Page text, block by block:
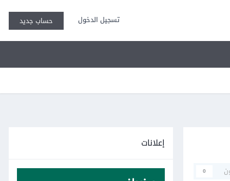
تسجيل الدخول حساب جديد
0
إعلانات